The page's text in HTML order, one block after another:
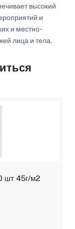
высокий
и
и местно-
лица и тела.
шт 45г/м2